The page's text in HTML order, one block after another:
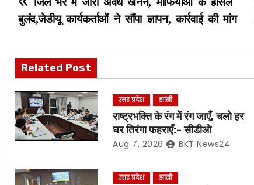
P
o
s
t
n
a
i
बुलंद,जेडीयू कार्यकर्ताओं ने सौंपा ज्ञापन, कार्रवाई की मांग
Related Post
उत्तर प्रदेश झांसी
राष्ट्रभक्ति के रंग में रंग जाएँ, चलो हर
घर तिरंगा फहराएँ:- सीडीओ
Aug 7, 2026 BKT News24
उत्तर प्रदेश झांसी